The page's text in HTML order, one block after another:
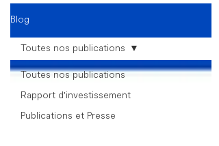
Blog
Toutes nos publications
Rapport d'investissement
Publications et Presse
Toutes nos publications